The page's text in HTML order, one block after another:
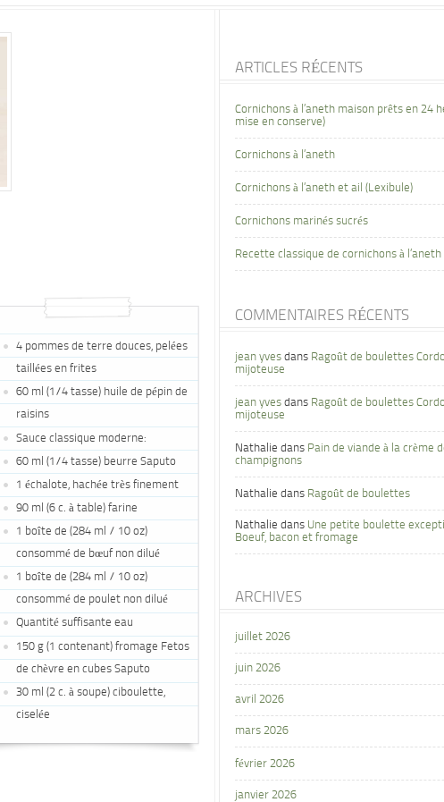
4 pommes de terre douces, pelées
taillées en frites
60 ml (1/4 tasse) huile de pépin de
raisins
Sauce classique moderne:
60 ml (1/4 tasse) beurre Saputo
1 échalote, hachée très finement
90 ml (6 c. à table) farine
1 boîte de (284 ml / 10 oz)
consommé de bœuf non dilué
1 boîte de (284 ml / 10 oz)
consommé de poulet non dilué
Quantité suffisante eau
150 g (1 contenant) fromage Fetos
de chèvre en cubes Saputo
30 ml (2 c. à soupe) ciboulette,
ciselée
ARTICLES RÉCENTS
Cornichons à l’aneth maison prêts en 24
mise en conserve)
Cornichons à l’aneth
Cornichons à l’aneth et ail (Lexibule)
Cornichons marinés sucrés
Recette classique de cornichons à l’aneth
COMMENTAIRES RÉCENTS
jean yves dans Ragoût de boulettes
mijoteuse
jean yves dans Ragoût de boulettes
mijoteuse
Nathalie dans Pain de viande à la crème
champignons
Nathalie dans Ragoût de boulettes
Nathalie dans Une petite boulette
Boeuf, bacon et fromage
ARCHIVES
juillet 2026
juin 2026
avril 2026
mars 2026
février 2026
janvier 2026